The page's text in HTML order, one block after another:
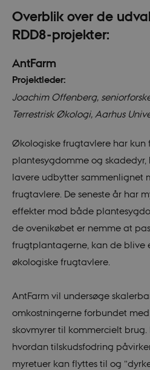
Overblik over de
RDD8-projekter:
AntFarm
Projektleder:
Joachim Offenberg,
Terrestrisk Økologi, Aarhus
Økologiske frugtavlere har
plantesygdomme og skadedyr,
lavere udbytter sammenlignet
frugtavlere. De seneste år har
effekter mod både
de ovenikøbet er nemme at
frugtplantagerne, kan de
økologiske frugtavlere.
AntFarm vil undersøge
omkostningerne forbundet
skovmyrer til kommercielt brug.
hvordan tilskudsfodring
myretuer kan flyttes til og